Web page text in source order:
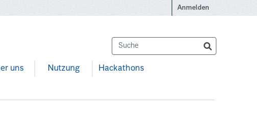
Anmelden
uns Nutzung Hackathons